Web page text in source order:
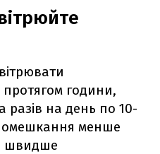
години,
разів на день по 10-
менше
швидше